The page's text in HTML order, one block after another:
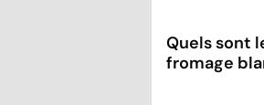
Quels sont
fromage